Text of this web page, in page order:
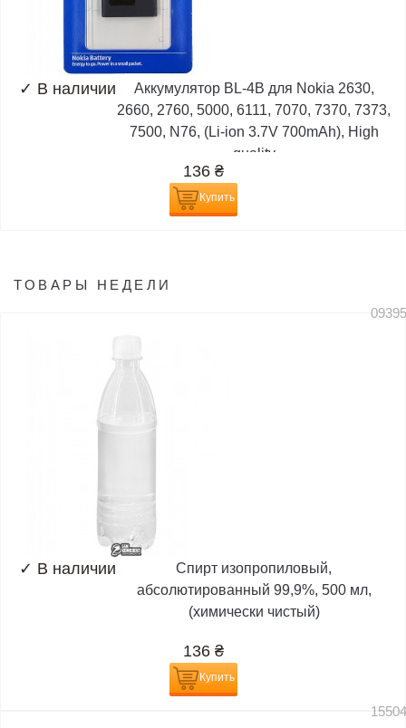
✓ В наличии
Аккумулятор BL-4B для Nokia 2630,
2660, 2760, 5000, 6111, 7070, 7370, 7373,
7500, N76, (Li-ion 3.7V 700mAh), High
quality
136 ₴
Купить
ТОВАРЫ НЕДЕЛИ
✓ В наличии
Спирт изопропиловый,
абсолютированный 99,9%, 500 мл,
(химически чистый)
136 ₴
Купить